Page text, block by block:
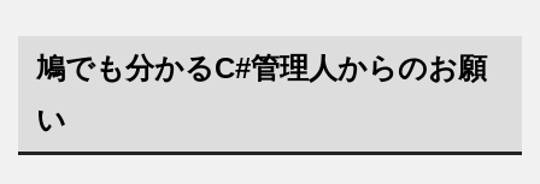
鳩でも分かるC#管理人からのお願
い